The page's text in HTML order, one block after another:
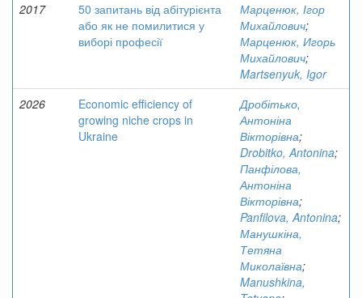
2017
50 запитань від абітурієнта
або як не помилитися у
виборі професії
Марценюк, Ігор
Михайлович;
Марценюк, Игорь
Михайлович;
Martsenyuk, Igor
2026
Economic efficiency of
growing niche crops in
Ukraine
Дробітько,
Антоніна
Вікторівна;
Drobitko, Antonina;
Панфілова,
Антоніна
Вікторівна;
Panfilova, Antonina;
Манушкіна,
Тетяна
Миколаївна;
Manushkina,